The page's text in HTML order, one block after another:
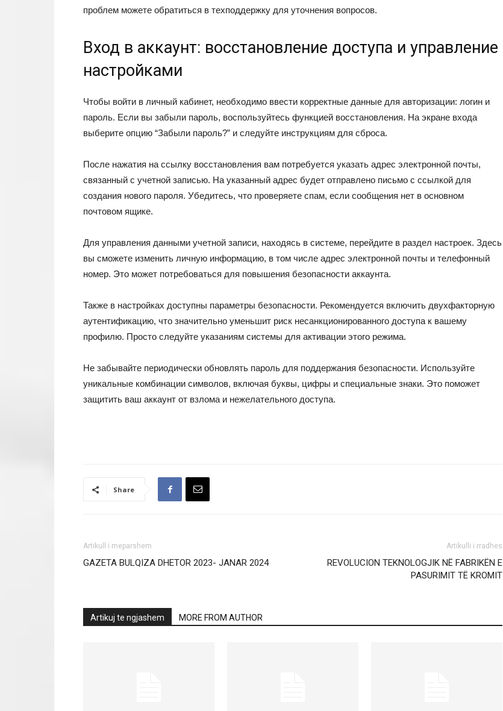
проблем можете обратиться в техподдержку для уточнения вопросов.
Вход в аккаунт: восстановление доступа и управление
настройками
Чтобы войти в личный кабинет, необходимо ввести корректные данные для авторизации: логин и
пароль. Если вы забыли пароль, воспользуйтесь функцией восстановления. На экране входа
выберите опцию “Забыли пароль?” и следуйте инструкциям для сброса.
После нажатия на ссылку восстановления вам потребуется указать адрес электронной почты,
связанный с учетной записью. На указанный адрес будет отправлено письмо с ссылкой для
создания нового пароля. Убедитесь, что проверяете спам, если сообщения нет в основном
почтовом ящике.
Для управления данными учетной записи, находясь в системе, перейдите в раздел настроек. Здесь
вы сможете изменить личную информацию, в том числе адрес электронной почты и телефонный
номер. Это может потребоваться для повышения безопасности аккаунта.
Также в настройках доступны параметры безопасности. Рекомендуется включить двухфакторную
аутентификацию, что значительно уменьшит риск несанкционированного доступа к вашему
профилю. Просто следуйте указаниям системы для активации этого режима.
Не забывайте периодически обновлять пароль для поддержания безопасности. Используйте
уникальные комбинации символов, включая буквы, цифры и специальные знаки. Это поможет
защитить ваш аккаунт от взлома и нежелательного доступа.
Share
Artikull i meparshem
GAZETA BULQIZA DHETOR 2023- JANAR 2024
Artikulli i rradhes
REVOLUCION TEKNOLOGJIK NË FABRIKËN E
PASURIMIT TË KROMIT
Artikuj te ngjashem MORE FROM AUTHOR